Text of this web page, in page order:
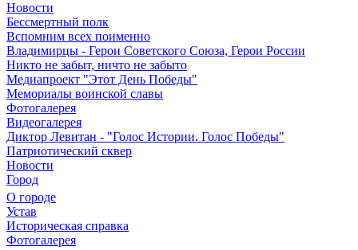
Новости
Бессмертный полк
Вспомним всех поименно
Владимирцы - Герои Советского Союза, Герои России
Никто не забыт, ничто не забыто
Медиапроект "Этот День Победы"
Мемориалы воинской славы
Фотогалерея
Видеогалерея
Диктор Левитан - "Голос Истории. Голос Победы"
Патриотический сквер
Новости
Город
О городе
Устав
Историческая справка
Фотогалерея